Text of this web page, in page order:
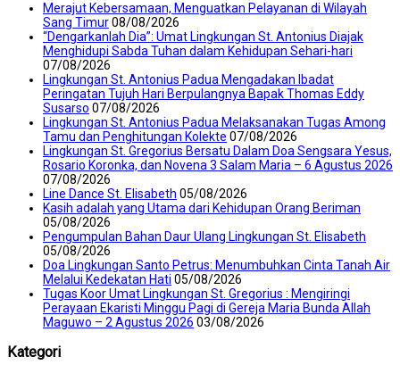
Merajut Kebersamaan, Menguatkan Pelayanan di Wilayah
Sang Timur08/08/2026
“Dengarkanlah Dia”: Umat Lingkungan St. Antonius Diajak
Menghidupi Sabda Tuhan dalam Kehidupan Sehari-hari
07/08/2026
Lingkungan St. Antonius Padua Mengadakan Ibadat
Peringatan Tujuh Hari Berpulangnya Bapak Thomas Eddy
Susarso 07/08/2026
Lingkungan St. Antonius Padua Melaksanakan Tugas Among
Tamu dan Penghitungan Kolekte 07/08/2026
Lingkungan St. Gregorius Bersatu Dalam Doa Sengsara Yesus,
Rosario Koronka, dan Novena 3 Salam Maria – 6 Agustus 2026
07/08/2026
Line Dance St. Elisabeth 05/08/2026
Kasih adalah yang Utama dari Kehidupan Orang Beriman
05/08/2026
Pengumpulan Bahan Daur Ulang Lingkungan St. Elisabeth
05/08/2026
Doa Lingkungan Santo Petrus: Menumbuhkan Cinta Tanah Air
Melalui Kedekatan Hati 05/08/2026
Tugas Koor Umat Lingkungan St. Gregorius : Mengiringi
Perayaan Ekaristi Minggu Pagi di Gereja Maria Bunda Allah
Maguwo – 2 Agustus 2026 03/08/2026
Kategori